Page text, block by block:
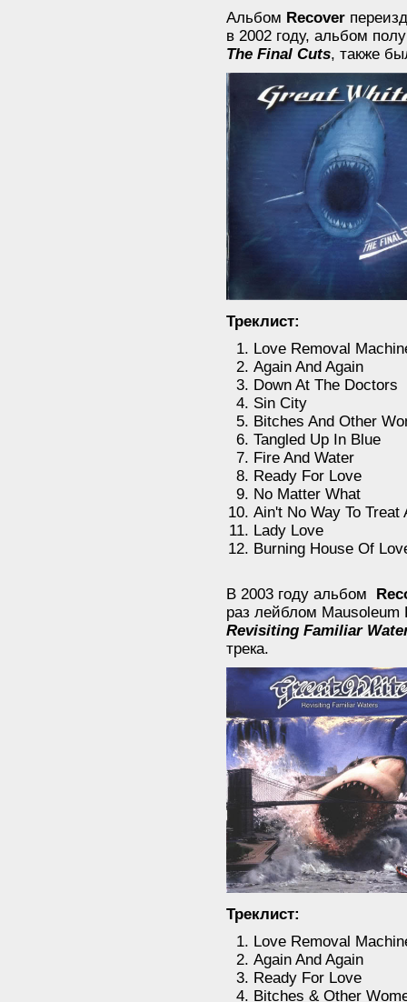
Альбом Recover
в 2002 году, альбом
The Final Cuts, также
Треклист:
Love Removal
Again And Again
Down At The Doctors
Sin City
Bitches And Other
Tangled Up In Blue
Fire And Water
Ready For Love
No Matter What
Ain't No Way To Treat
Lady Love
Burning House Of
В 2003 году альбом
раз лейблом
Revisiting Familiar
трека.
Треклист:
Love Removal
Again And Again
Ready For Love
Bitches & Other